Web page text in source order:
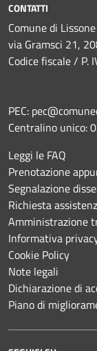
CONTATTI
Comune di Lissone
via Gramsci 21,
Codice fiscale /
PEC:
Centralino unico:
Leggi le FAQ
Prenotazione
Segnalazione
Richiesta
Amministrazione
Informativa
Cookie Policy
Note legali
Dichiarazione di
Piano di